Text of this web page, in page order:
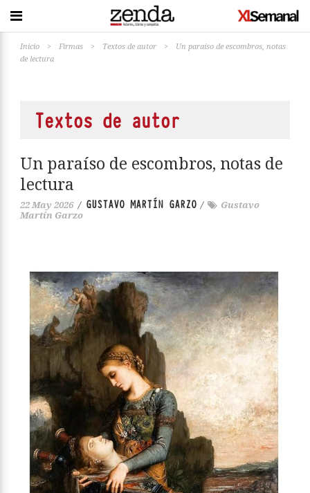
Inicio > Firmas > Textos de autor >
Un paraíso de escombros, notas
de lectura
Textos de autor
Un paraíso de escombros, notas de
lectura
22 May 2026 / GUSTAVO MARTÍN GARZO /
Gustavo
Martín Garzo